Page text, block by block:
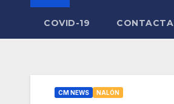
COVID-19 CONTACTA
CM NEWS NALÓN